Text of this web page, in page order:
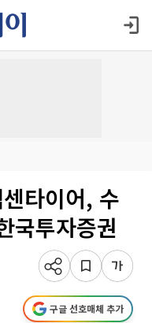
타이어, 수
국투자증권
구글 선호매체 추가